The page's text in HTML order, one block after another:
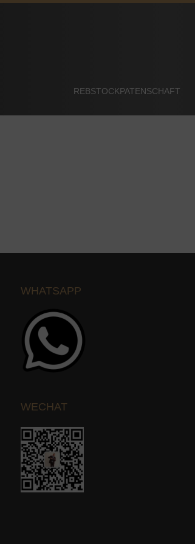
REBSTOCKPATENSCHAFT
WHATSAPP
WECHAT